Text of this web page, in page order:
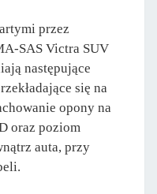
przez
SAS Victra SUV
następujące
się na
opony na
oraz poziom
auta, przy